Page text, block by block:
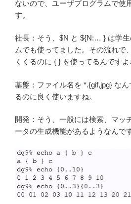
ないので、ユーザプログラムで使
す。
社長：そう、$N と ${N:… } は学
ムでも使ってました。その流れで
くくるのに { } を使ってるんですよ
基盤：ファイル名を *.{gif,jpg} な
るのに良く使いますね。
開発：そう、一般には検索、マッ
ータの生成機能があるようなんです